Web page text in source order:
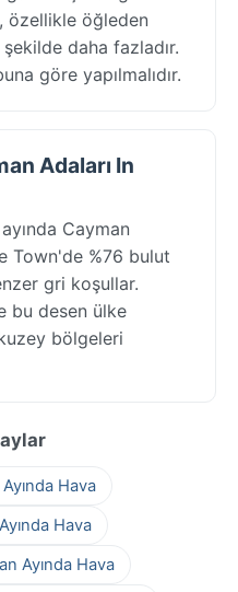
özellikle öğleden
daha fazladır.
göre yapılmalıdır.
Adaları In
Cayman
Town'de %76 bulut
gri koşullar.
bu desen ülke
bölgeleri
Hava
Hava
Ayında Hava